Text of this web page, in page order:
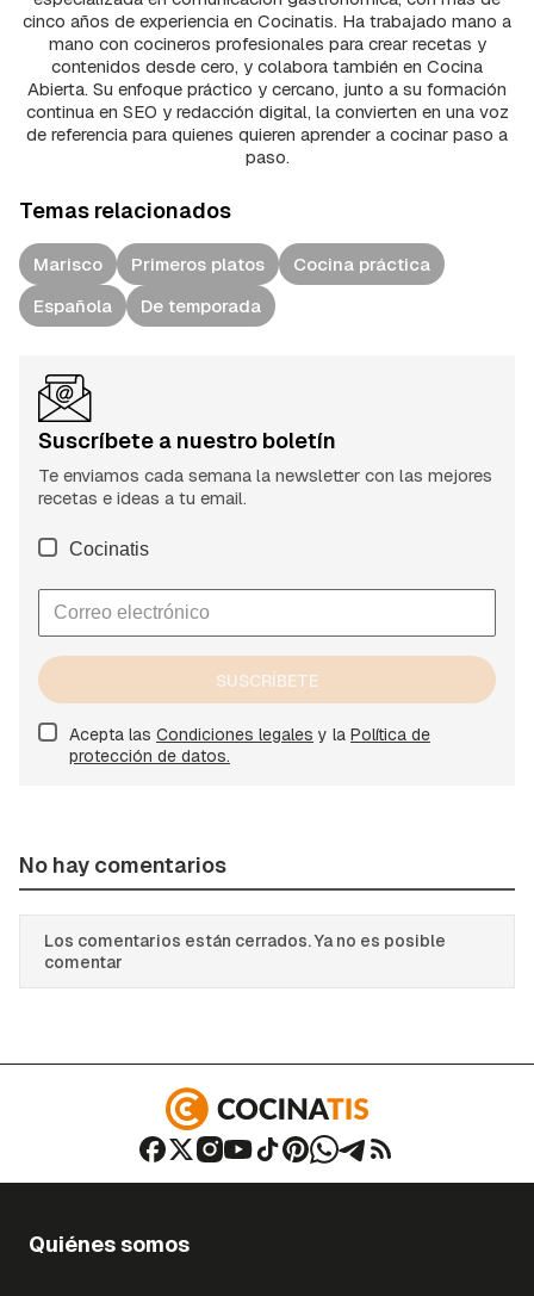
cinco años de experiencia en Cocinatis. Ha trabajado mano a
mano con cocineros profesionales para crear recetas y
contenidos desde cero, y colabora también en Cocina
Abierta. Su enfoque práctico y cercano, junto a su formación
continua en SEO y redacción digital, la convierten en una voz
de referencia para quienes quieren aprender a cocinar paso a
paso.
Temas relacionados
Marisco Primeros platos
Cocina práctica
Española
De temporada
Suscríbete a nuestro boletín
Te enviamos cada semana la newsletter con las mejores
recetas e ideas a tu email.
Cocinatis
SUSCRÍBETE
Acepta las Condiciones legales y la Política de
protección de datos.
No hay comentarios
Los comentarios están cerrados. Ya no es posible
comentar
Quiénes somos